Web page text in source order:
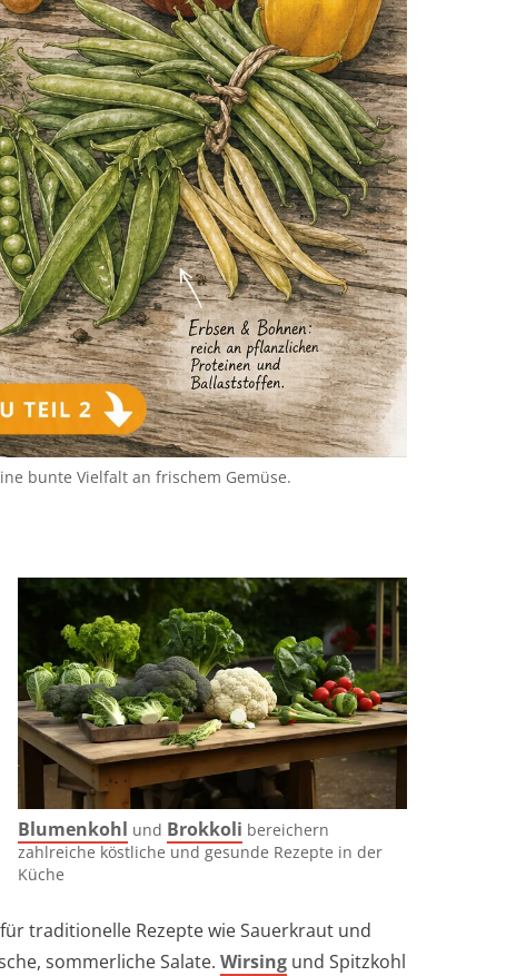
bunte Vielfalt an frischem Gemüse.
Blumenkohl und Brokkoli bereichern
zahlreiche köstliche und gesunde Rezepte in der
Küche
traditionelle Rezepte wie Sauerkraut und
sommerliche Salate. Wirsing und Spitzkohl